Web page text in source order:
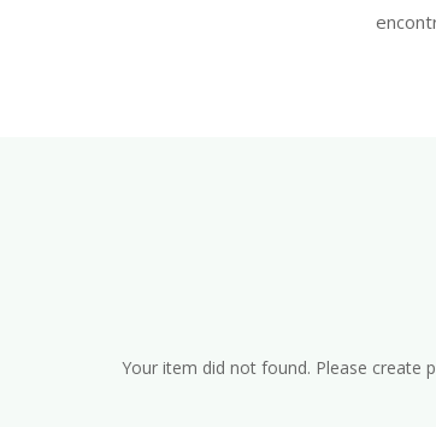
Your item did not found. Please create